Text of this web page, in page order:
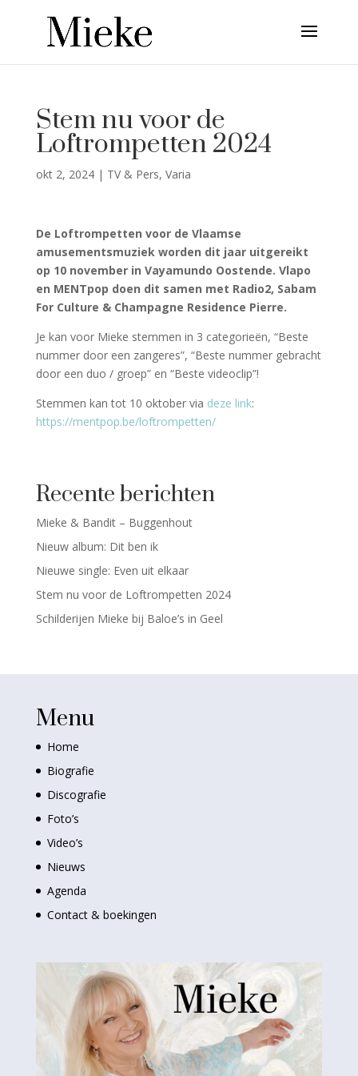
Stem nu voor de
Loftrompetten 2024
okt 2, 2024| TV & Pers, Varia
De Loftrompetten voor de Vlaamse
amusementsmuziek worden dit jaar uitgereikt
op 10 november in Vayamundo Oostende. Vlapo
en MENTpop doen dit samen met Radio2, Sabam
For Culture & Champagne Residence Pierre.
Je kan voor Mieke stemmen in 3 categorieën, “Beste
nummer door een zangeres”, “Beste nummer gebracht
door een duo / groep” en “Beste videoclip”!
Stemmen kan tot 10 oktober via deze link:
https://mentpop.be/loftrompetten/
Recente berichten
Mieke & Bandit – Buggenhout
Nieuw album: Dit ben ik
Nieuwe single: Even uit elkaar
Stem nu voor de Loftrompetten 2024
Schilderijen Mieke bij Baloe’s in Geel
Menu
Home
Biografie
Discografie
Foto’s
Video’s
Nieuws
Agenda
Contact & boekingen